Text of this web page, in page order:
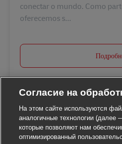
conectar o mundo. Como
oferecemos s...
Согласие на
На этом сайте используются
аналогичные технологии (далее
которые позволяют нам
оптимизированный